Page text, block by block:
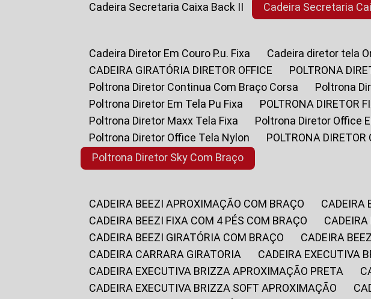
Cadeira Secretaria Caixa Back II
Cadeira Secretaria
Cadeira Diretor Em Couro P.u. Fixa
Cadeira diretor tela
CADEIRA GIRATÓRIA DIRETOR OFFICE
POLTRONA
Poltrona Diretor Continua Com Braço Corsa
Poltrona
Poltrona Diretor Em Tela Pu Fixa
POLTRONA DIRETOR
Poltrona Diretor Maxx Tela Fixa
Poltrona Diretor Office
Poltrona Diretor Office Tela Nylon
POLTRONA DIRETOR
Poltrona Diretor Sky Com Braço
CADEIRA BEEZI APROXIMAÇÃO COM BRAÇO
CADEIRA BEEZI FIXA COM 4 PÉS COM BRAÇO
CADEIRA BEEZI GIRATÓRIA COM BRAÇO
CADEIRA
CADEIRA CARRARA GIRATORIA
CADEIRA EXECUTIVA
CADEIRA EXECUTIVA BRIZZA APROXIMAÇÃO PRETA
CADEIRA EXECUTIVA BRIZZA SOFT APROXIMAÇÃO